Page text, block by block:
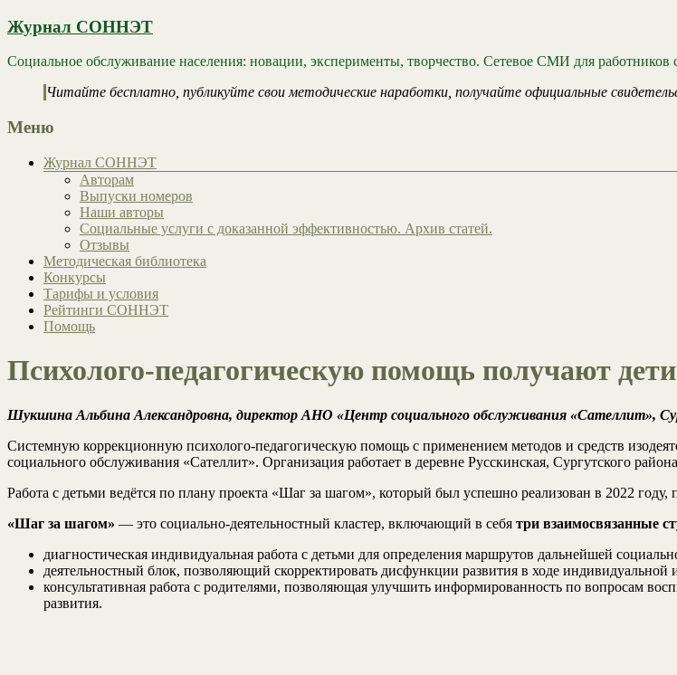
Журнал СОННЭТ
Социальное обслуживание населения: новации, эксперименты, творчество. Сетевое СМИ для работников
Читайте бесплатно, публикуйте свои методические наработки, получайте официальные
Меню
Журнал СОННЭТ
Авторам
Выпуски номеров
Наши авторы
Социальные услуги с доказанной эффективностью. Архив статей.
Отзывы
Методическая библиотека
Конкурсы
Тарифы и условия
Рейтинги СОННЭТ
Помощь
Психолого-педагогическую помощь получают
Шукшина Альбина Александровна, директор АНО «Центр социального обслуживания «Сателлит»,
Системную коррекционную психолого-педагогическую помощь с применением методов и средств
социального обслуживания «Сателлит». Организация работает в деревне Русскинская, Сургутского
Работа с детьми ведётся по плану проекта «Шаг за шагом», который был успешно реализован в 2022
«Шаг за шагом» — это социально-деятельностный кластер, включающий в себя три взаимосвязанные
диагностическая индивидуальная работа с детьми для определения маршрутов дальнейшей
деятельностный блок, позволяющий скорректировать дисфункции развития в ходе индивидуальной
консультативная работа с родителями, позволяющая улучшить информированность по вопросам
развития.